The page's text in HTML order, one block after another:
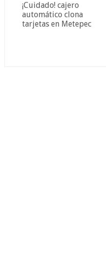
¡Cuidado! cajero
automático clona
tarjetas en Metepec